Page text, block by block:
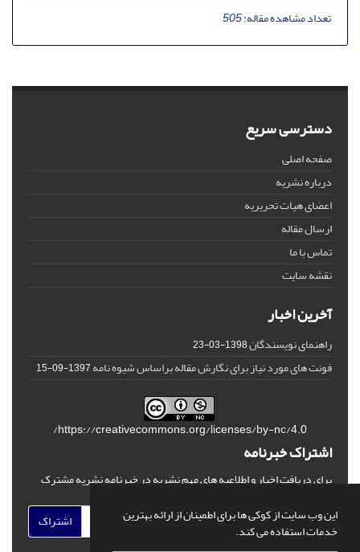
این وب سایت از کوکی ها برای اطمینان از ارائه بهترین
خدمات استفاده می کند.
تعداد مشاهده مقاله:505
دسترسی سریع
صفحه اصلی
درباره نشریه
اعضای هیات تحریریه
ارسال مقاله
تماس با ما
نقشه سایت
آخرین اخبار
راهنمای نویسندگان1398-03-23
فونت های مورد نیاز برای نگارش مقاله براساس شیوه نامه1397-09-15
https://creativecommons.org/licenses/by-nc/4.0/
اشتراک خبرنامه
برای دریافت اخبار و اطلاعیه های مهم نشریه در خبرنامه نشریه مشترک
اشتراک